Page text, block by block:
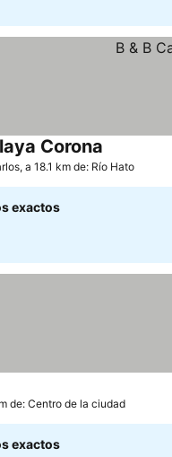
Corona
a 18.1 km de: Río Hato
exactos
de: Centro de la ciudad
exactos